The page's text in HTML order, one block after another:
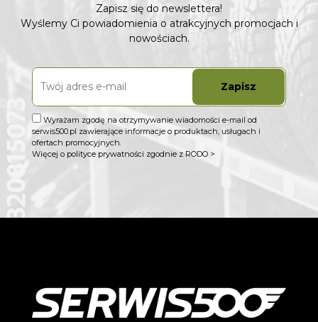
Zapisz się do newslettera!
Wyślemy Ci powiadomienia o atrakcyjnych promocjach i
nowościach.
Zapisz
Wyrażam zgodę na otrzymywanie wiadomości e-mail od
serwis500.pl zawierające informacje o produktach, usługach i
ofertach promocyjnych.
Więcej o polityce prywatności zgodnie z RODO >